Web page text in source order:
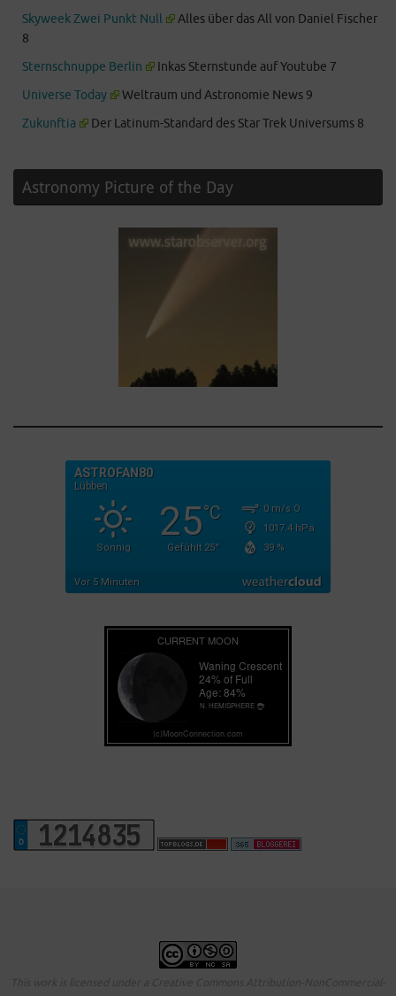
Skyweek Zwei Punkt Null
Alles über das All von Daniel Fischer
8
Sternschnuppe Berlin
Inkas Sternstunde auf Youtube 7
Universe Today
Weltraum und Astronomie News 9
Zukunftia
Der Latinum-Standard des Star Trek Universums 8
Astronomy Picture of the Day